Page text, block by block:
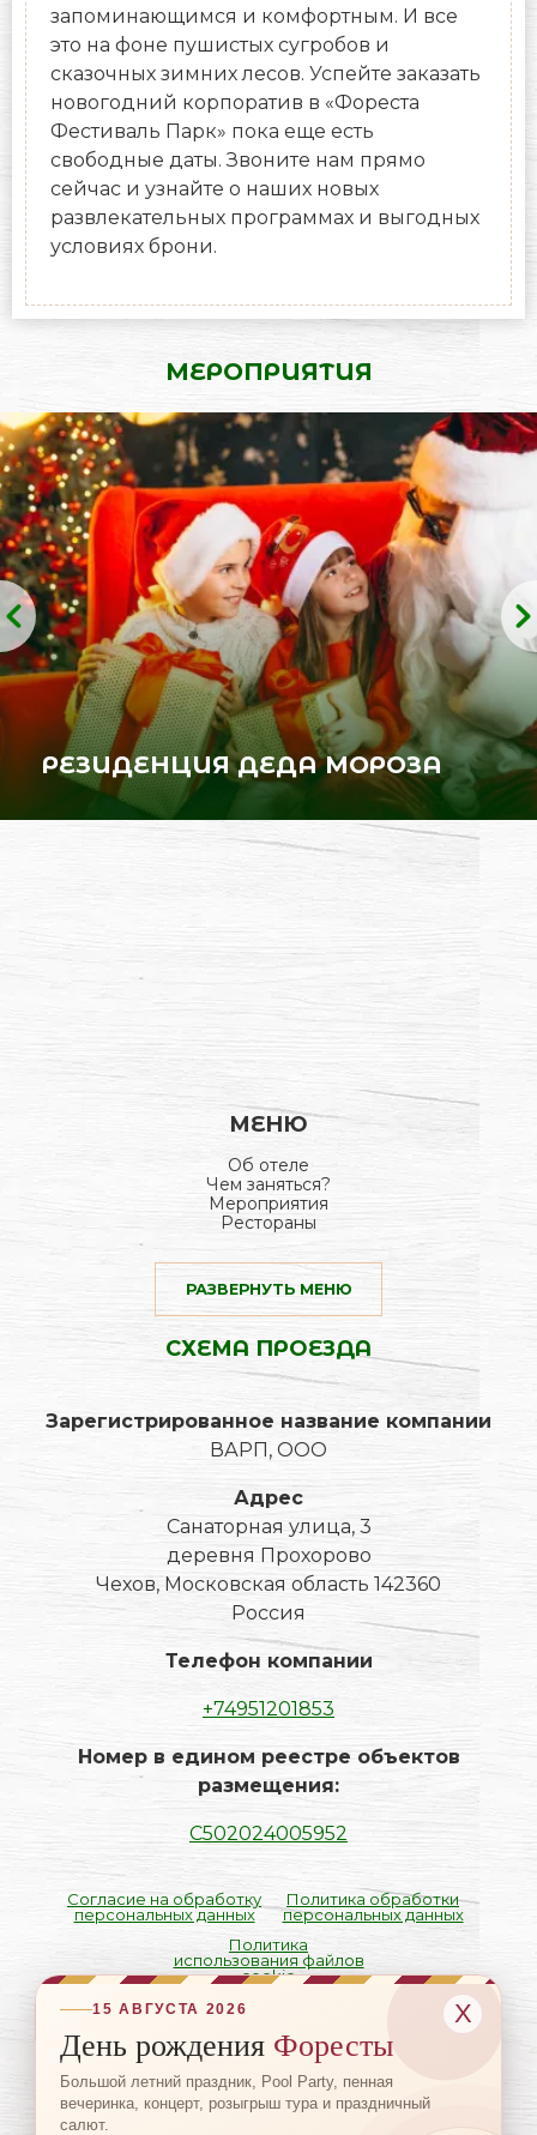
запоминающимся и комфортным. И все
это на фоне пушистых сугробов и
сказочных зимних лесов. Успейте заказать
новогодний корпоратив в «Фореста
Фестиваль Парк» пока еще есть
свободные даты. Звоните нам прямо
сейчас и узнайте о наших новых
развлекательных программах и выгодных
условиях брони.
МЕРОПРИЯТИЯ
РЕЗИДЕНЦИЯ ДЕДА МОРОЗА
Отель Фореста предлагает две новогодние
программы с участием сказочных героев -
МЕНЮ
Об отеле
Чем заняться?
Мероприятия
Рестораны
РАЗВЕРНУТЬ МЕНЮ
СХЕМА ПРОЕЗДА
Согласие на обработку
персональных данных
Политика обработки
персональных данных
Политика
использования файлов
cookie
Зарегистрированное название компании
ВАРП, ООО
Адрес
Санаторная улица, 3
деревня Прохорово
Чехов, Московская область 142360
Россия
Телефон компании
+74951201853
Номер в едином реестре объектов
размещения:
С502024005952
+7 (495) 120-18-53
Х
15 АВГУСТА 2026
День рождения Форесты
Большой летний праздник, Pool Party, пенная
вечеринка, концерт, розыгрыш тура и праздничный
салют.